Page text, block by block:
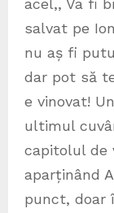
salvat pe
nu aș fi
dar pot să
e vinovat!
ultimul
capitolul de
aparținând
punct, doar